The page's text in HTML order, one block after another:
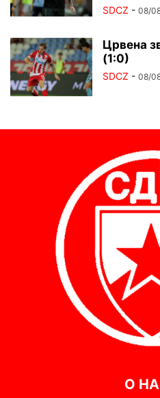
SDCZ - 08/
Црвена
(1:0)
SDCZ - 08/
О